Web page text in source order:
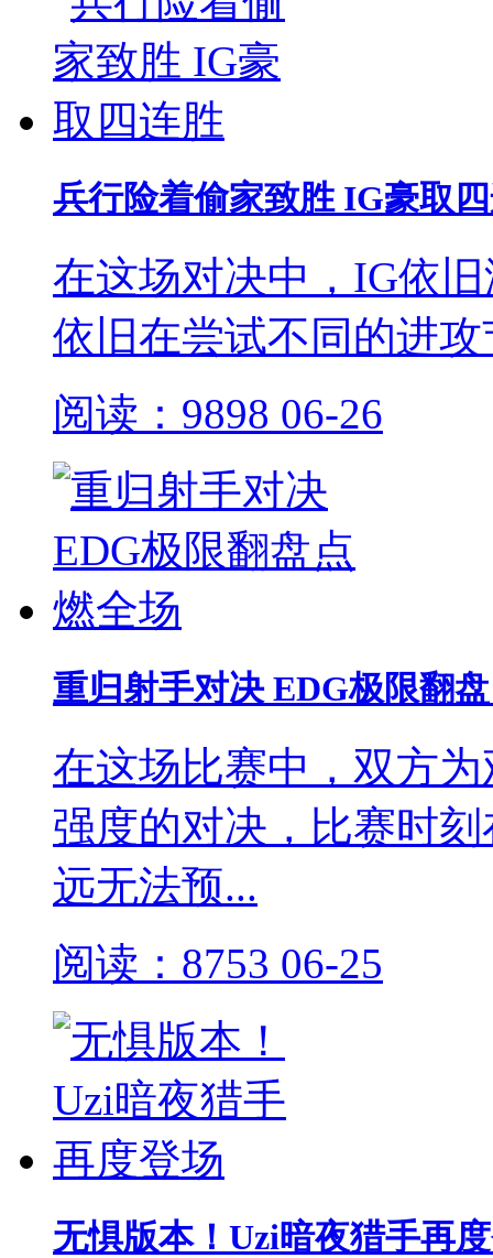
兵行险着偷家致胜 IG豪取
在这场对决中，IG依
依旧在尝试不同的进
阅读：9898 06-26
重归射手对决 EDG极限翻
在这场比赛中，双方
强度的对决，比赛时
远无法预...
阅读：8753 06-25
无惧版本！Uzi暗夜猎手再